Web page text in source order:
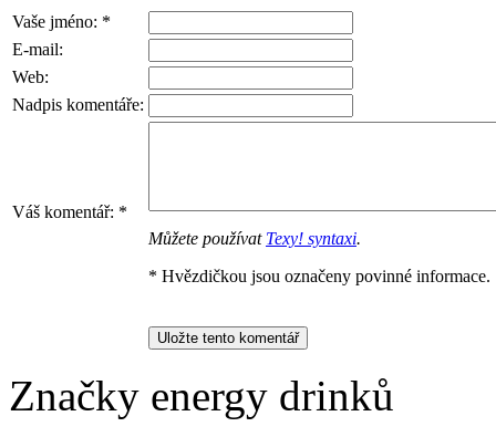
Vaše jméno: *
E-mail:
Web:
Nadpis komentáře:
Váš komentář: *
Můžete používat Texy! syntaxi.
* Hvězdičkou jsou označeny povinné informace.
Značky energy drinků